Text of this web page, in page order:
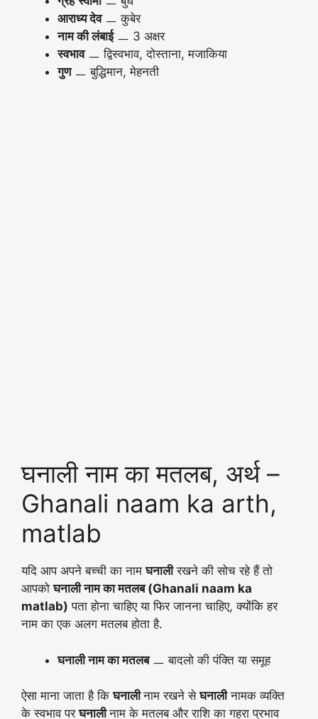
आराध्य देवㅡ कुबेर
नाम की लंबाईㅡ 3 अक्षर
स्वभावㅡ द्विस्वभाव, दोस्ताना, मजाकिया
गुणㅡ बुद्धिमान, मेहनती
घनाली नाम का मतलब, अर्थ –
Ghanali naam ka arth,
matlab
यदि आप अपने बच्ची का नामघनालीरखने की सोच रहे हैं तो
आपकोघनालीनाम का मतलब (Ghanali naam ka
matlab) पता होना चाहिए या फिर जानना चाहिए, क्योंकि हर
नाम का एक अलग मतलब होता है.
घनाली नाम का मतलबㅡ बादलो की पंक्ति या समूह
ऐसा माना जाता है किघनाली नाम रखने सेघनालीनामक व्यक्ति
के स्वभाव परघनाली नाम के मतलब और राशि का गहरा प्रभाव